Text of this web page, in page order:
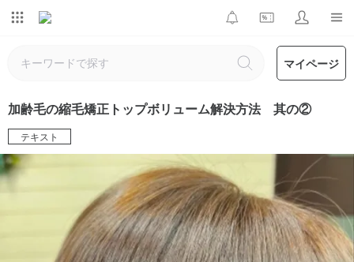
マイページ
加齢毛の縮毛矯正トップボリューム解決方法 其の②
テキスト